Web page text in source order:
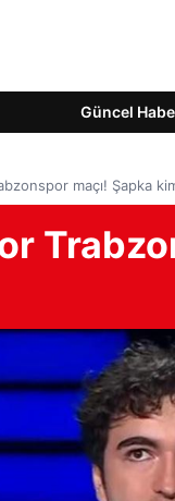
Güncel
maçı! Şapka